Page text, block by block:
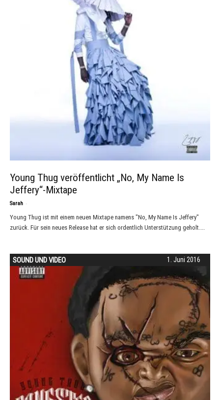
Young Thug veröffentlicht „No, My Name Is
Jeffery“-Mixtape
Sarah -
Young Thug ist mit einem neuen Mixtape namens "No, My Name Is Jeffery"
zurück. Für sein neues Release hat er sich ordentlich Unterstützung geholt....
1. Juni 2016
SOUND UND VIDEO